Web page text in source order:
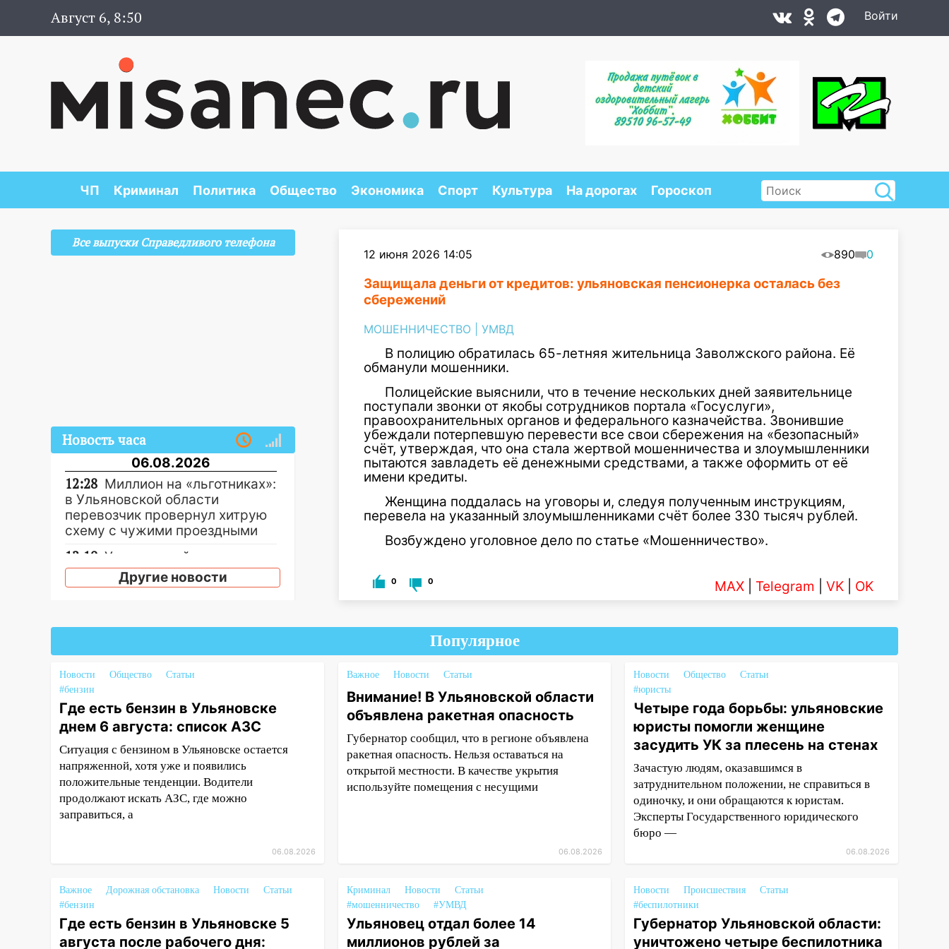
Август 6, 8:50 Войти
ЧП Криминал Политика Общество Экономика Спорт Культура На дорогах Гороскоп
12 июня 2026 14:05 890 0
Защищала деньги от кредитов: ульяновская пенсионерка осталась без
сбережений
МОШЕННИЧЕСТВО УМВД
В полицию обратилась 65-летняя жительница Заволжского района. Её
обманули мошенники.
Полицейские выяснили, что в течение нескольких дней заявительнице
поступали звонки от якобы сотрудников портала «Госуслуги»,
правоохранительных органов и федерального казначейства. Звонившие
убеждали потерпевшую перевести все свои сбережения на «безопасный»
счёт, утверждая, что она стала жертвой мошенничества и злоумышленники
пытаются завладеть её денежными средствами, а также оформить от её
имени кредиты.
Женщина поддалась на уговоры и, следуя полученным инструкциям,
перевела на указанный злоумышленниками счёт более 330 тысяч рублей.
Возбуждено уголовное дело по статье «Мошенничество».
0 0 MAX Telegram VK OK
Все выпуски Справедливого телефона
Новость часа
06.08.2026
12:28 Миллион на «льготниках»:
в Ульяновской области
перевозчик провернул хитрую
схему с чужими проездными
12:10 Ульяновский алиментщик
накопил 120 тысяч долга
Ульяновской области
11:30 Кабмин РФ разрешил до 1
июля 2027 года импорт, выпуск
и обращение бензина Евро 2,
Евро 3, Евро 4
11:12 Соцсети: на Рябикова
автомобиль врезался в забор
10:27 Где есть бензин в
Ульяновске днем 6 августа:
список АЗС
10:16
10:00
В Старомайнском районе
утонул 51-летний мужчина
09:50 В Ульяновске черный
коршун застрял в тепловозе
Другие новости
Популярное
Новости Общество
Статьи
#бензин
Где есть бензин в Ульяновске
днем 6 августа: список АЗС
Ситуация с бензином в Ульяновске остается
напряженной, хотя уже и появились
положительные тенденции. Водители
продолжают искать АЗС, где можно
заправиться, а
06.08.2026
Важное Новости Статьи
Внимание! В Ульяновской области
объявлена ракетная опасность
Губернатор сообщил, что в регионе объявлена
ракетная опасность. Нельзя оставаться на
открытой местности. В качестве укрытия
используйте помещения с несущими
06.08.2026
Новости Общество
Статьи
#юристы
Четыре года борьбы: ульяновские
юристы помогли женщине
засудить УК за плесень на стенах
Зачастую людям, оказавшимся в
затруднительном положении, не справиться в
одиночку, и они обращаются к юристам.
Эксперты Государственного юридического
бюро —
06.08.2026
Важное Дорожная обстановка Новости
Статьи
#бензин
Где есть бензин в Ульяновске 5
августа после рабочего дня:
Криминал Новости
Статьи
#мошенничество
#УМВД
Ульяновец отдал более 14
миллионов рублей за
Новости Происшествия
Статьи
#беспилотники
Губернатор Ульяновской области:
уничтожено четыре беспилотника